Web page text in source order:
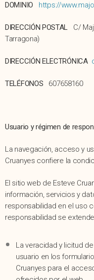
DOMINIO https://
DIRECCIÓN POSTAL
C/
Tarragona)
DIRECCIÓN ELECTRÓNICA
TELÉFONOS 607658160
Usuario y régimen de
La navegación, acceso y
Cruanyes confiere la
El sitio web de Esteve
información, servicios y
responsabilidad en el uso
responsabilidad se
La veracidad y licitud
usuario en los
Cruanyes para el